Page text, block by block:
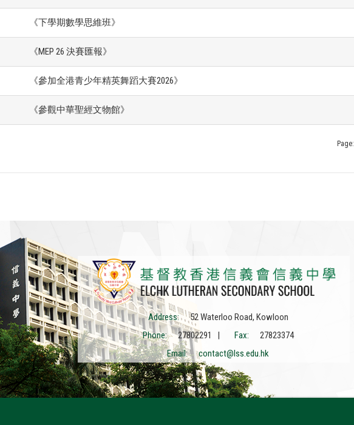
《下學期數學思維班》
《MEP 26 決賽匯報》
《參加全港青少年精英舞蹈大賽2026》
《參觀中華聖經文物館》
Page:
Address:
52 Waterloo Road, Kowloon
Phone:
27802291 | Fax:
27823374
Email:
contact@lss.edu.hk